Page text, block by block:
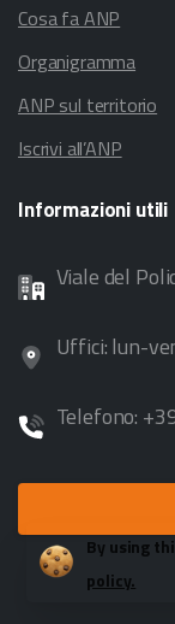
Cosa fa ANP
Organigramma
ANP sul territorio
Iscrivi all’ANP
Informazioniutili
Viale del
Uffici: lun-
Telefono:
By using
policy.